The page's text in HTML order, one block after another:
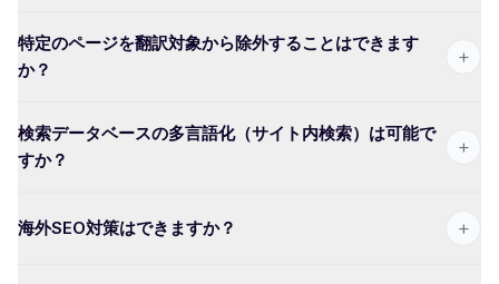
特定のページを翻訳対象から除外することはできます
か？
+
検索データベースの多言語化（サイト内検索）は可能で
すか？
+
海外SEO対策はできますか？ +